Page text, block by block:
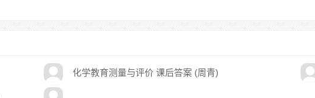
化学教育测量与评价 课后答案 (周青)